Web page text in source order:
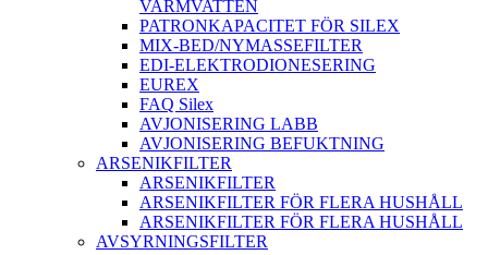
VARMVATTEN
PATRONKAPACITET FÖR SILEX
MIX-BED/NYMASSEFILTER
EDI-ELEKTRODIONESERING
EUREX
FAQ Silex
AVJONISERING LABB
AVJONISERING BEFUKTNING
ARSENIKFILTER
ARSENIKFILTER
ARSENIKFILTER FÖR FLERA HUSHÅLL
ARSENIKFILTER FÖR FLERA HUSHÅLL
AVSYRNINGSFILTER